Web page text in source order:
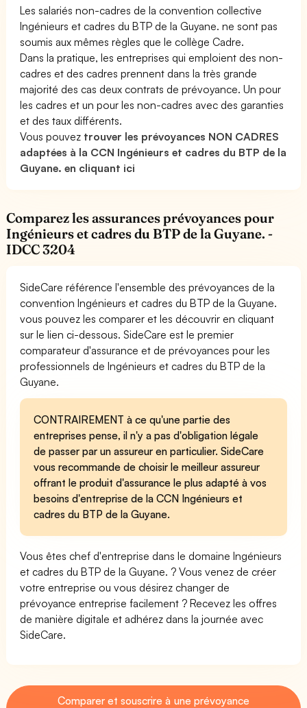
Les salariés non-cadres de la convention collective
Ingénieurs et cadres du BTP de la Guyane. ne sont pas
soumis aux mêmes règles que le collège Cadre.
Dans la pratique, les entreprises qui emploient des non-
cadres et des cadres prennent dans la très grande
majorité des cas deux contrats de prévoyance. Un pour
les cadres et un pour les non-cadres avec des garanties
et des taux différents.
Vous pouvez trouver les prévoyances NON CADRES
adaptées à la CCN Ingénieurs et cadres du BTP de la
Guyane. en cliquant ici
Comparez les assurances prévoyances pour
Ingénieurs et cadres du BTP de la Guyane. -
IDCC 3204
SideCare référence l'ensemble des prévoyances de la
convention Ingénieurs et cadres du BTP de la Guyane.
vous pouvez les comparer et les découvrir en cliquant
sur le lien ci-dessous. SideCare est le premier
comparateur d'assurance et de prévoyances pour les
professionnels de Ingénieurs et cadres du BTP de la
Guyane.
CONTRAIREMENT à ce qu'une partie des
entreprises pense, il n'y a pas d'obligation légale
de passer par un assureur en particulier. SideCare
vous recommande de choisir le meilleur assureur
offrant le produit d'assurance le plus adapté à vos
besoins d'entreprise de la CCN Ingénieurs et
cadres du BTP de la Guyane.
Vous êtes chef d'entreprise dans le domaine Ingénieurs
et cadres du BTP de la Guyane. ? Vous venez de créer
votre entreprise ou vous désirez changer de
prévoyance entreprise facilement ? Recevez les offres
de manière digitale et adhérez dans la journée avec
SideCare.
Comparer et souscrire à une prévoyance